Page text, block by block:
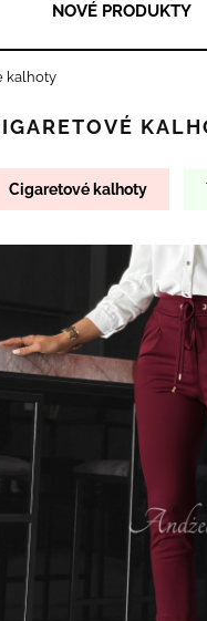
NOVÉ PRODUKTY
kalhoty
Cigaretové kalhoty